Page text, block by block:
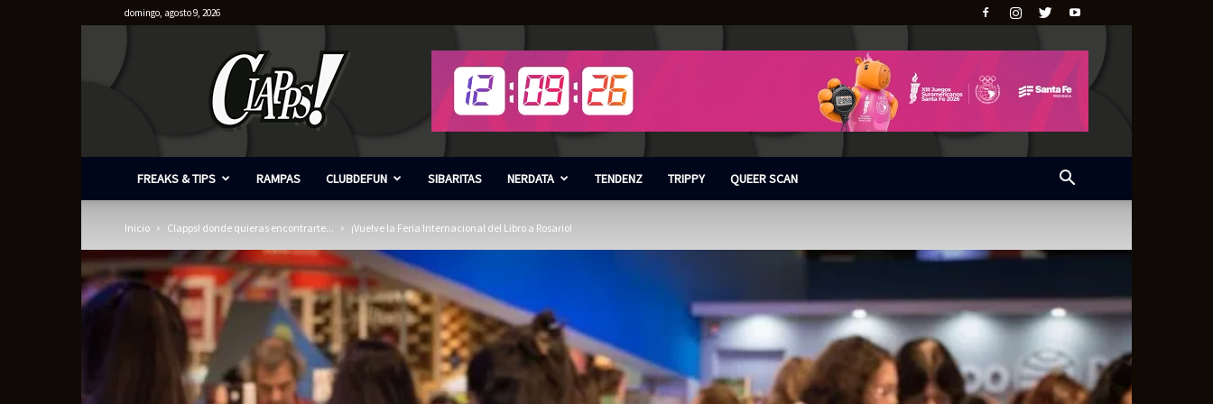
domingo, agosto 9, 2026
FREAKS & TIPS RAMPAS CLUBDEFUN SIBARITAS NERDATA TENDENZ TRIPPY QUEER SCAN
Inicio Clapps! donde quieras encontrarte... ¡Vuelve la Feria Internacional del Libro a Rosario!